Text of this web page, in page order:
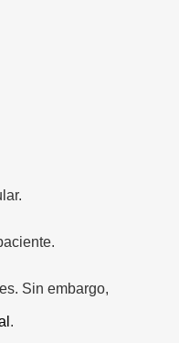
Sin embargo,
.